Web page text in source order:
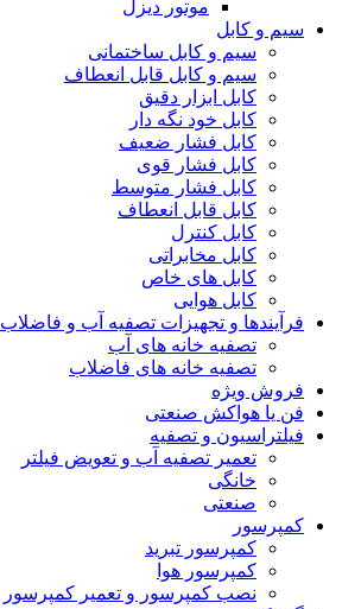
موتور دیزل
سیم و کابل
سیم و کابل ساختمانی
سیم و کابل قابل انعطاف
کابل ابزار دقیق
کابل خود نگه دار
کابل فشار ضعیف
کابل فشار قوی
کابل فشار متوسط
کابل قابل انعطاف
کابل کنترل
کابل مخابراتی
کابل های خاص
کابل هوایی
فرآیندها و تجهیزات تصفیه آب و فاضلاب
تصفیه خانه های آب
تصفیه خانه های فاضلاب
فروش ویژه
فن یا هواکش صنعتی
فیلتراسیون و تصفیه
تعمیر تصفیه آب و تعویض فیلتر
خانگی
صنعتی
کمپرسور
کمپرسور تبرید
کمپرسور هوا
نصب کمپرسور و تعمیر کمپرسور